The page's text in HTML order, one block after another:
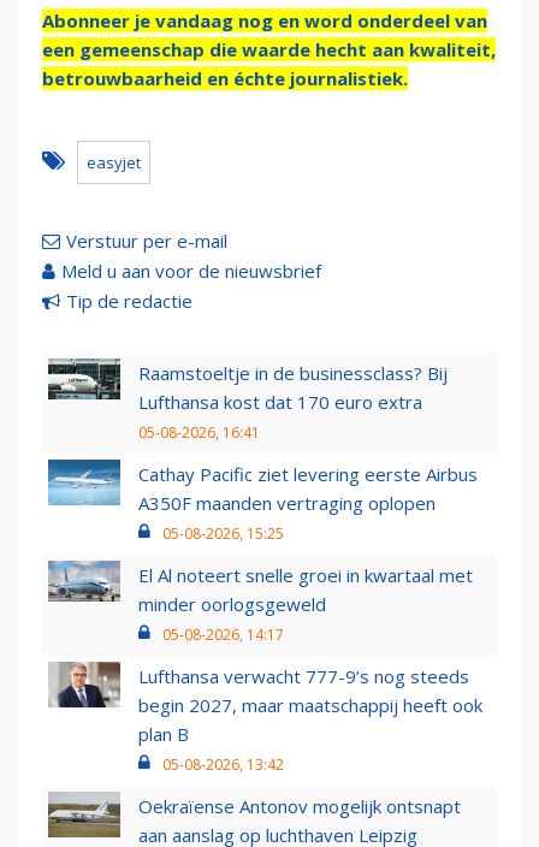
Abonneer je vandaag nog en word onderdeel van
een gemeenschap die waarde hecht aan kwaliteit,
betrouwbaarheid en échte journalistiek.
easyjet
Verstuur per e-mail
Meld u aan voor de nieuwsbrief
Tip de redactie
Raamstoeltje in de businessclass? Bij
Lufthansa kost dat 170 euro extra
05-08-2026, 16:41
Cathay Pacific ziet levering eerste Airbus
A350F maanden vertraging oplopen
05-08-2026, 15:25
El Al noteert snelle groei in kwartaal met
minder oorlogsgeweld
05-08-2026, 14:17
Lufthansa verwacht 777-9’s nog steeds
begin 2027, maar maatschappij heeft ook
plan B
05-08-2026, 13:42
Oekraïense Antonov mogelijk ontsnapt
aan aanslag op luchthaven Leipzig